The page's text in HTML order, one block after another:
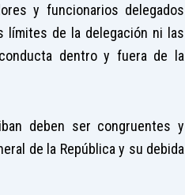
y funcionarios delegados
límites de la delegación ni las
dentro y fuera de la
deben ser congruentes y
de la República y su debida